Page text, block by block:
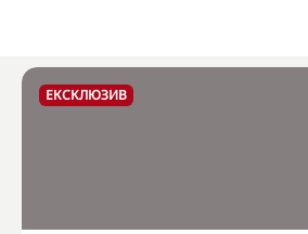
ЕКСКЛЮЗИВ